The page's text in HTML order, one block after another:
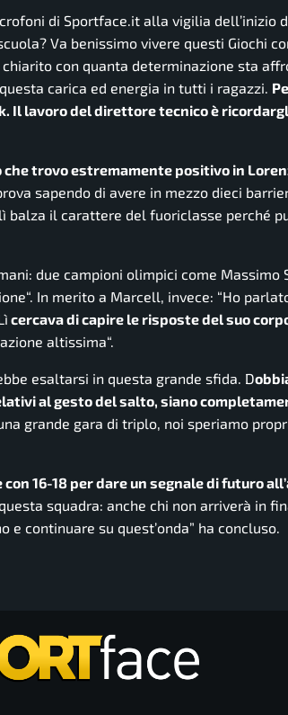
di Sportface.it alla vigilia dell’inizio
Va benissimo vivere questi Giochi
con quanta determinazione sta
carica ed energia in tutti i ragazzi.
Il lavoro del direttore tecnico è
che trovo estremamente positivo in
sapendo di avere in mezzo dieci
balza il carattere del fuoriclasse perché
due campioni olimpici come Massimo
“. In merito a Marcell, invece: “Ho
cercava di capire le risposte del suo
altissima“.
esaltarsi in questa grande sfida. D
al gesto del salto, siano
grande gara di triplo, noi speriamo
16-18 per dare un segnale di futuro
squadra: anche chi non arriverà in
e continuare su quest’onda” ha concluso.